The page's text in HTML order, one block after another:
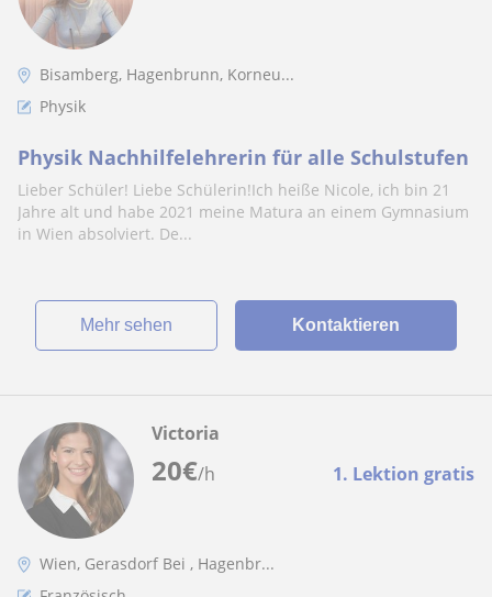
Bisamberg, Hagenbrunn, Korneu...
Physik
Physik Nachhilfelehrerin für alle Schulstufen
Lieber Schüler! Liebe Schülerin!Ich heiße Nicole, ich bin 21
Jahre alt und habe 2021 meine Matura an einem Gymnasium
in Wien absolviert. De...
Mehr sehen Kontaktieren
20€/h 1. Lektion gratis
Victoria
Wien, Gerasdorf Bei , Hagenbr...